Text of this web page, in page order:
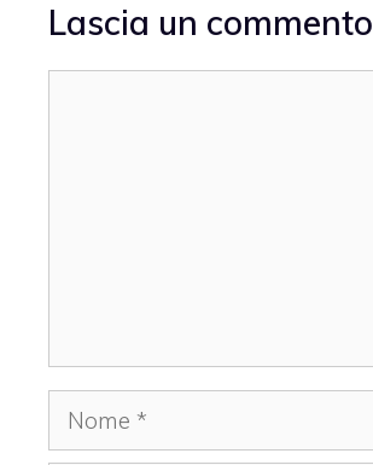
Lascia un commento
Nome